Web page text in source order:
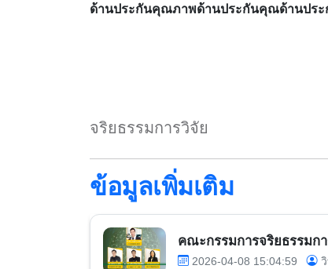
ด้านประกันคุณภาพด้านประกันคุณด้านป
จริยธรรมการวิจัย
ข้อมูลเพิ่มเติม
คณะกรรมการจริยธรรมก
2026-04-08 15:04:59